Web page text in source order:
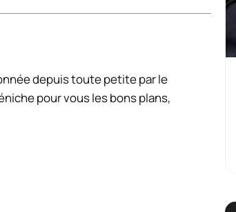
depuis toute petite par le
pour vous les bons plans,